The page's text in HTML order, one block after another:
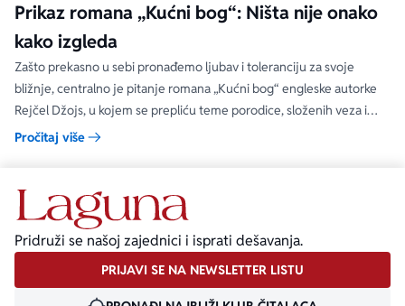
Prikaz romana „Kućni bog“: Ništa nije onako
kako izgleda
Zašto prekasno u sebi pronađemo ljubav i toleranciju za svoje
bližnje, centralno je pitanje romana „Kućni bog“ engleske autorke
Rejčel Džojs, u kojem se prepliću teme porodice, složenih veza i
umetnosti.
Pročitaj više
Pridruži se našoj zajednici i isprati dešavanja.
PRIJAVI SE NA NEWSLETTER LISTU